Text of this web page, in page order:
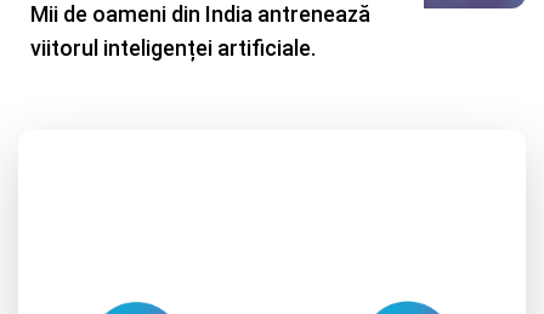
Mii de oameni din India antrenează
viitorul inteligenței artificiale.